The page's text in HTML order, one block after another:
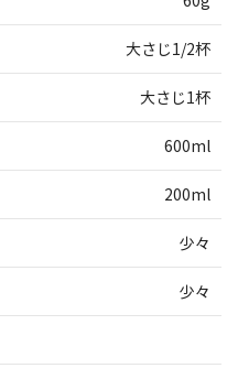
大さじ1/2杯
大さじ1杯
600ml
200ml
少々
少々